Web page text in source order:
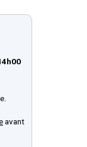
avant